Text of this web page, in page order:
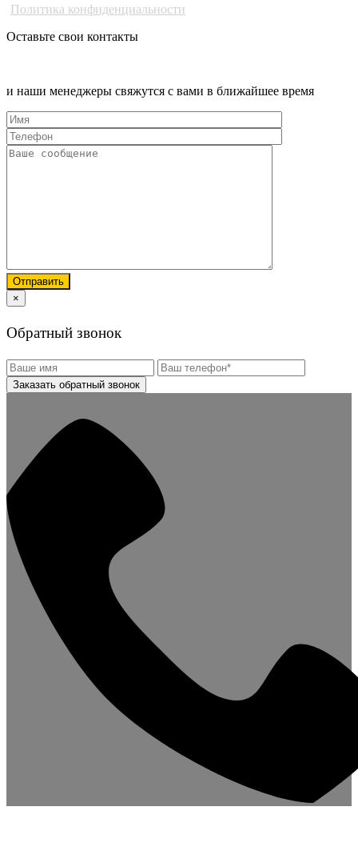
Политика конфиденциальности
Оставьте свои контакты
и наши менеджеры свяжутся с вами в ближайшее время
×
Обратный звонок
Заказать обратный звонок